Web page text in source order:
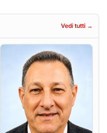
Massimo Ricciu
6 agosto 2026